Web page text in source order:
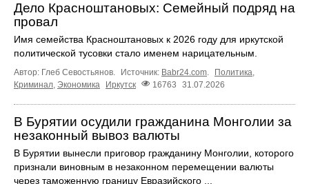
Дело Красноштановых: Семейный подряд на
провал
Имя семейства Красноштановых к 2026 году для иркутской
политической тусовки стало именем нарицательным.
Автор: Глеб Севостьянов. Источник: Babr24.com. Политика,
Криминал Экономика Иркутск 16763 31.07.2026
В Бурятии осудили гражданина Монголии за
незаконный вывоз валюты
В Бурятии вынесли приговор гражданину Монголии, которого
признали виновным в незаконном перемещении валюты
через таможенную границу Евразийского ...